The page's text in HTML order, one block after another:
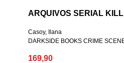
ARQUIVOS SERIAL
Casoy, Ilana
DARKSIDE BOOKS CRIME
169,90